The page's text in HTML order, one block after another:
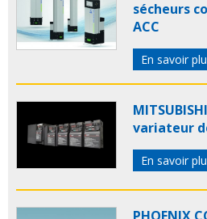
sécheurs
ACC
En savoir
variateur
En savoir